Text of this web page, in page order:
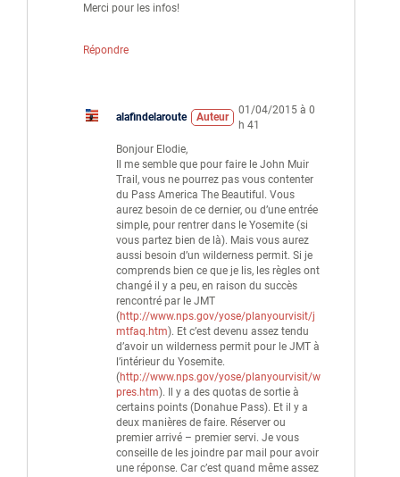
Merci pour les infos!
Répondre
alafindelaroute Auteur
01/04/2015 à 0
h 41
Bonjour Elodie,
Il me semble que pour faire le John Muir
Trail, vous ne pourrez pas vous contenter
du Pass America The Beautiful. Vous
aurez besoin de ce dernier, ou d’une entrée
simple, pour rentrer dans le Yosemite (si
vous partez bien de là). Mais vous aurez
aussi besoin d’un wilderness permit. Si je
comprends bien ce que je lis, les règles ont
changé il y a peu, en raison du succès
rencontré par le JMT
(http://www.nps.gov/yose/planyourvisit/j
mtfaq.htm). Et c’est devenu assez tendu
d’avoir un wilderness permit pour le JMT à
l’intérieur du Yosemite.
(http://www.nps.gov/yose/planyourvisit/w
pres.htm). Il y a des quotas de sortie à
certains points (Donahue Pass). Et il y a
deux manières de faire. Réserver ou
premier arrivé – premier servi. Je vous
conseille de les joindre par mail pour avoir
une réponse. Car c’est quand même assez